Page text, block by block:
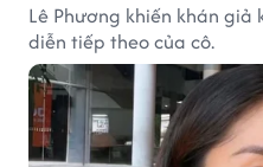
Lê Phương khiến khán giả
diễn tiếp theo của cô.